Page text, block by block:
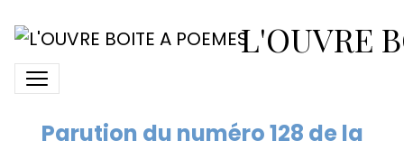
L'OUVRE
N° 128 L'Ouvre Boîte à
Poèmes
Parution du numéro 128 de la